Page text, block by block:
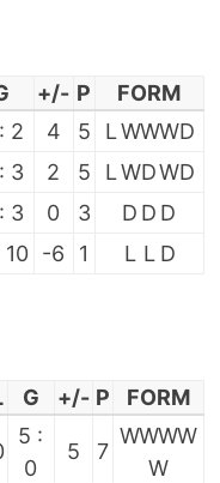
+/- P FORM
2 4 5 LWWWD
3 2 5 LWDWD
3 0 3 D D D
10 -6 1 L L D
G +/- P FORM
5 :
0
5 7
WWWW
W